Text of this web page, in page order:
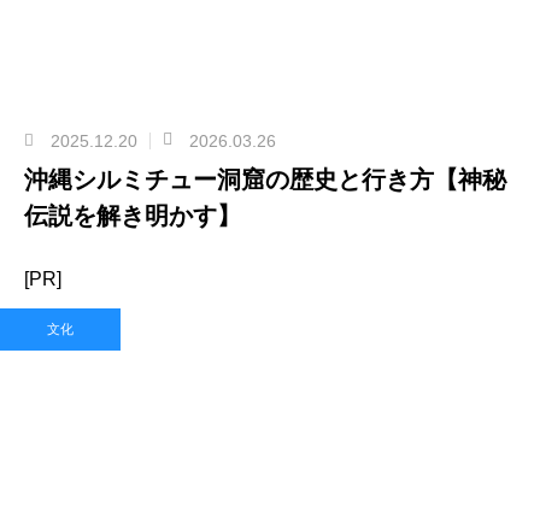
2025.12.20 2026.03.26
沖縄シルミチュー洞窟の歴史と行き方【神秘
伝説を解き明かす】
[PR]
文化